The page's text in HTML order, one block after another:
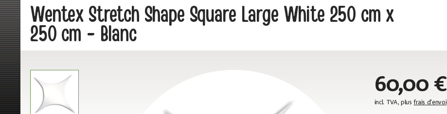
Wentex Stretch Shape Square Large White 250 cm x
250 cm - Blanc
60,00 €
incl. TVA, plusfrais d'envoi